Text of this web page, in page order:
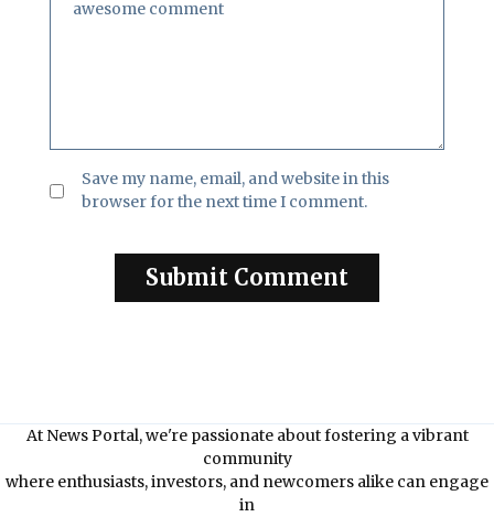
Save my name, email, and website in this
browser for the next time I comment.
At News Portal, we're passionate about fostering a vibrant
community
where enthusiasts, investors, and newcomers alike can engage
in